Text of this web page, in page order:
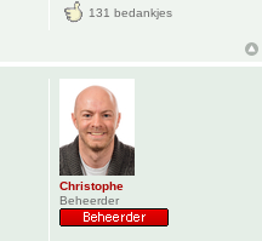
131 bedankjes
Christophe
Beheerder